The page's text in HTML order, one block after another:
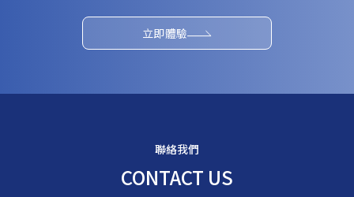
立即體驗
聯絡我們
CONTACT US